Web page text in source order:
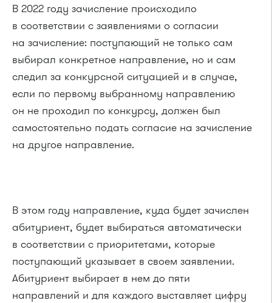
В 2022 году зачисление происходило
в соответствии с заявлениями о согласии
на зачисление: поступающий не только сам
выбирал конкретное направление, но и сам
следил за конкурсной ситуацией и в случае,
если по первому выбранному направлению
он не проходил по конкурсу, должен был
самостоятельно подать согласие на зачисление
на другое направление.
В этом году направление, куда будет зачислен
абитуриент, будет выбираться автоматически
в соответствии с приоритетами, которые
поступающий указывает в своем заявлении.
Абитуриент выбирает в нем до пяти
направлений и для каждого выставляет цифру